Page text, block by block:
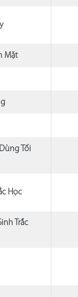
Mặt
Tối
Học
Trắc